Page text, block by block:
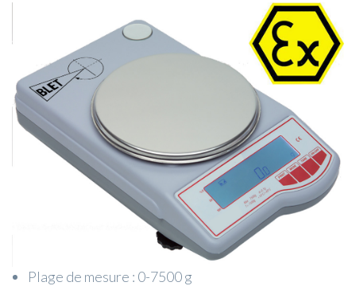
Plage de mesure : 0-7500 g